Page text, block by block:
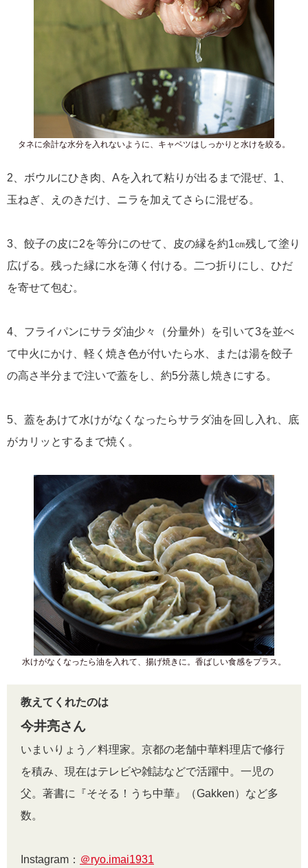
タネに余計な水分を入れないように、キャベツはしっかりと水けを絞る。
2、ボウルにひき肉、Aを入れて粘りが出るまで混ぜ、1、
玉ねぎ、えのきだけ、ニラを加えてさらに混ぜる。
3、餃子の皮に2を等分にのせて、皮の縁を約1㎝残して塗り
広げる。残った縁に水を薄く付ける。二つ折りにし、ひだ
を寄せて包む。
4、フライパンにサラダ油少々（分量外）を引いて3を並べ
て中火にかけ、軽く焼き色が付いたら水、または湯を餃子
の高さ半分まで注いで蓋をし、約5分蒸し焼きにする。
5、蓋をあけて水けがなくなったらサラダ油を回し入れ、底
がカリッとするまで焼く。
水けがなくなったら油を入れて、揚げ焼きに。香ばしい食感をプラス。
教えてくれたのは
今井亮さん
いまいりょう／料理家。京都の老舗中華料理店で修行
を積み、現在はテレビや雑誌などで活躍中。一児の
父。著書に『そそる！うち中華』（Gakken）など多
数。
Instagram： ＠ryo.imai1931